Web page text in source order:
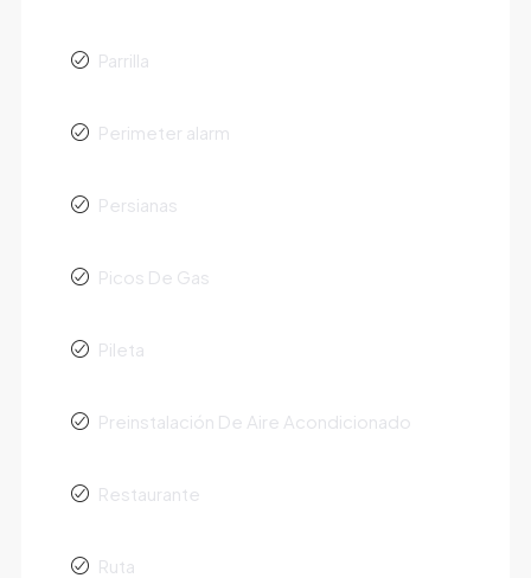
Parrilla
Perimeter alarm
Persianas
Picos De Gas
Pileta
Preinstalación De Aire Acondicionado
Restaurante
Ruta